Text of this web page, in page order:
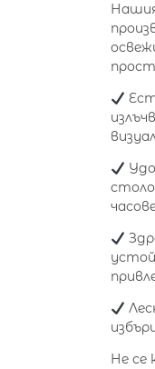
Не се